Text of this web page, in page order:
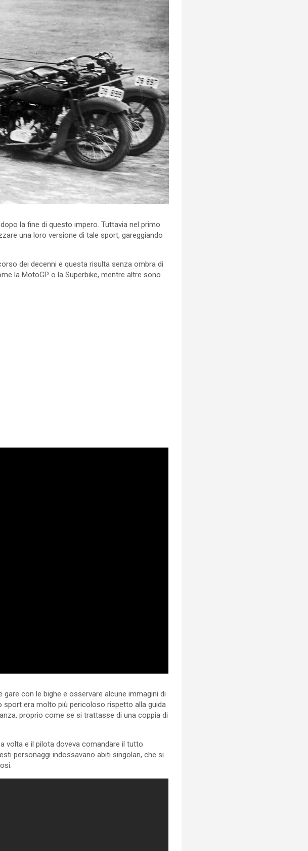
la fine di questo impero. Tuttavia nel primo
una loro versione di tale sport, gareggiando
dei decenni e questa risulta senza ombra di
la MotoGP o la Superbike, mentre altre sono
con le bighe e osservare alcune immagini di
sport era molto più pericoloso rispetto alla guida
proprio come se si trattasse di una coppia di
volta e il pilota doveva comandare il tutto
personaggi indossavano abiti singolari, che si